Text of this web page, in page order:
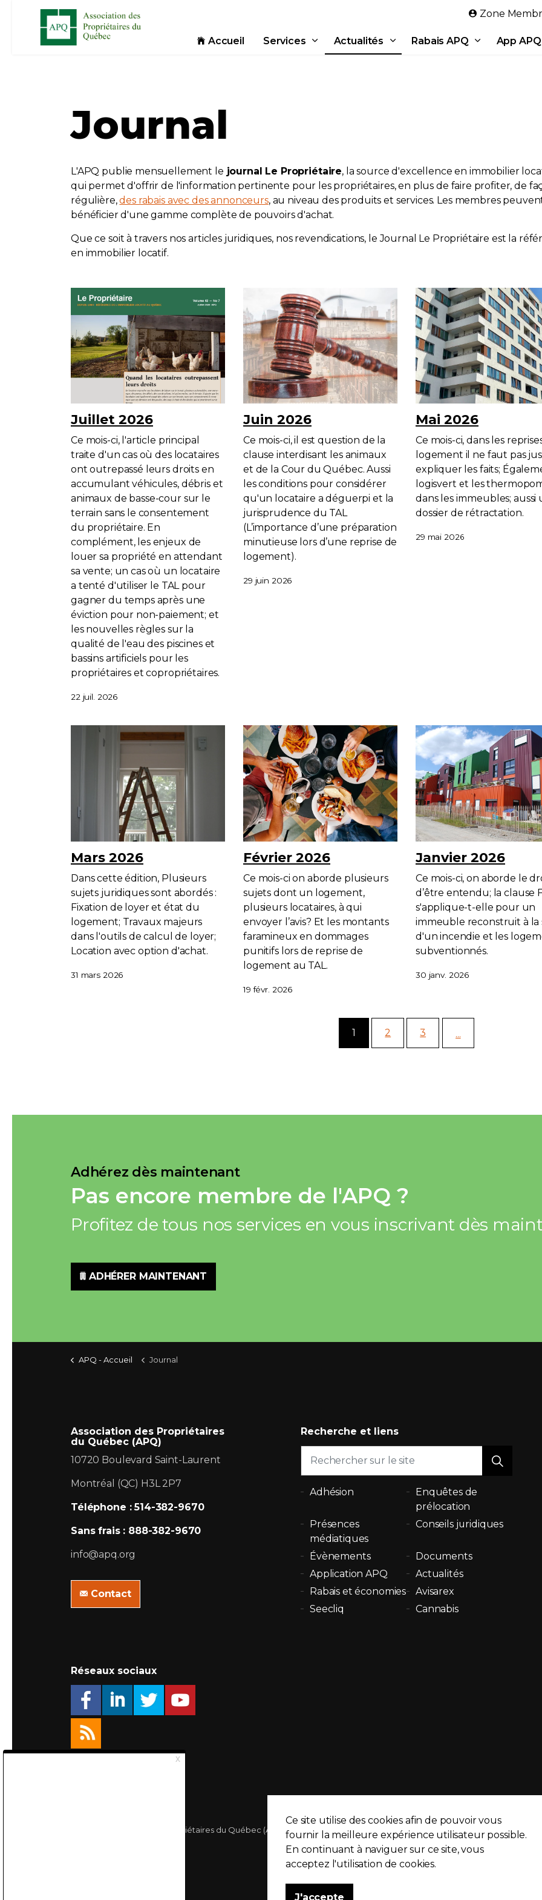
Accueil Services Actualités Rabais APQ App APQ
Zone
Journal
L'APQ publie mensuellement le journal Le Propriétaire, la source d'excellence en immobilier
qui permet d'offrir de l'information pertinente pour les propriétaires, en plus de faire profiter, de
régulière,des rabais avec des annonceurs, au niveau des produits et services. Les membres
bénéficier d'une gamme complète de pouvoirs d'achat.
Que ce soit à travers nos articles juridiques, nos revendications, le Journal Le Propriétaire est la
en immobilier locatif.
Juillet 2026
Ce mois-ci, l'article principal
traite d'un cas où des locataires
ont outrepassé leurs droits en
accumulant véhicules, débris et
animaux de basse-cour sur le
terrain sans le consentement
du propriétaire. En
complément, les enjeux de
louer sa propriété en attendant
sa vente; un cas où un locataire
a tenté d'utiliser le TAL pour
gagner du temps après une
éviction pour non-paiement; et
les nouvelles règles sur la
qualité de l'eau des piscines et
bassins artificiels pour les
propriétaires et copropriétaires.
22 juil. 2026
Juin 2026
Ce mois-ci, il est question de la
clause interdisant les animaux
et de la Cour du Québec. Aussi
les conditions pour considérer
qu'un locataire a déguerpi et la
jurisprudence du TAL
(L’importance d’une préparation
minutieuse lors d’une reprise de
logement).
29 juin 2026
Mai 2026
Ce mois-ci, dans les
logement il ne faut pas
expliquer les faits;
logisvert et les
dans les immeubles; aussi
dossier de rétractation.
29 mai 2026
Mars 2026
Dans cette édition, Plusieurs
sujets juridiques sont abordés :
Fixation de loyer et état du
logement; Travaux majeurs
dans l'outils de calcul de loyer;
Location avec option d'achat.
31 mars 2026
Février 2026
Ce mois-ci on aborde plusieurs
sujets dont un logement,
plusieurs locataires, à qui
envoyer l’avis? Et les montants
faramineux en dommages
punitifs lors de reprise de
logement au TAL.
19 févr. 2026
Janvier 2026
Ce mois-ci, on aborde le
d’être entendu; la clause
s'applique-t-elle pour un
immeuble reconstruit à la
d'un incendie et les
subventionnés.
30 janv. 2026
1 2 3 ...
Adhérez dès maintenant
Pas encore membre de l'APQ ?
Profitez de tous nos services en vous inscrivant dès
ADHÉRER MAINTENANT
APQ - Accueil Journal
Association des Propriétaires
du Québec (APQ)
10720 Boulevard Saint-Laurent
Montréal (QC) H3L 2P7
Téléphone : 514-382-9670
Sans frais : 888-382-9670
info@apq.org
Contact
Recherche et liens
Adhésion
Enquêtes de
prélocation
Présences
médiatiques
Conseils juridiques
Évènements
Documents
Application APQ
Actualités
Rabais et économies
Avisarex
Seecliq
Cannabis
Réseaux sociaux
© 2026 Association des Propriétaires du Québec (APQ) Politique de confidentialité Plan du site
Ce site utilise des cookies afin de pouvoir vous
fournir la meilleure expérience utilisateur possible.
En continuant à naviguer sur ce site, vous
acceptez l'utilisation de cookies.
J'accepte